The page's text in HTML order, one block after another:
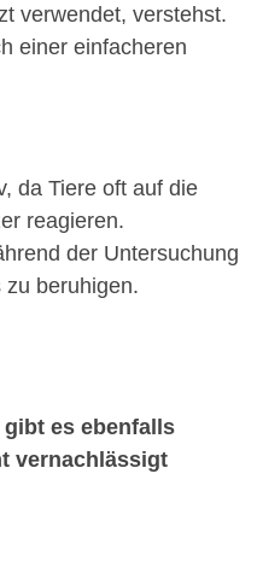
verwendet, verstehst.
einer einfacheren
da Tiere oft auf die
reagieren.
der Untersuchung
zu beruhigen.
es ebenfalls
vernachlässigt